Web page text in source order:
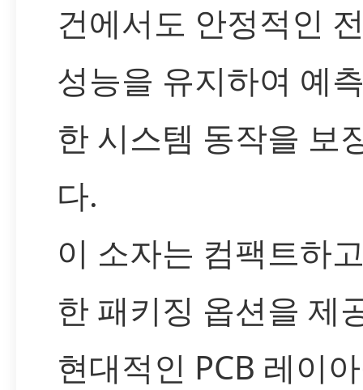
건에서도 안정적인
성능을 유지하여 예
한 시스템 동작을 보
다.
이 소자는 컴팩트하
한 패키징 옵션을 제
현대적인 PCB 레이